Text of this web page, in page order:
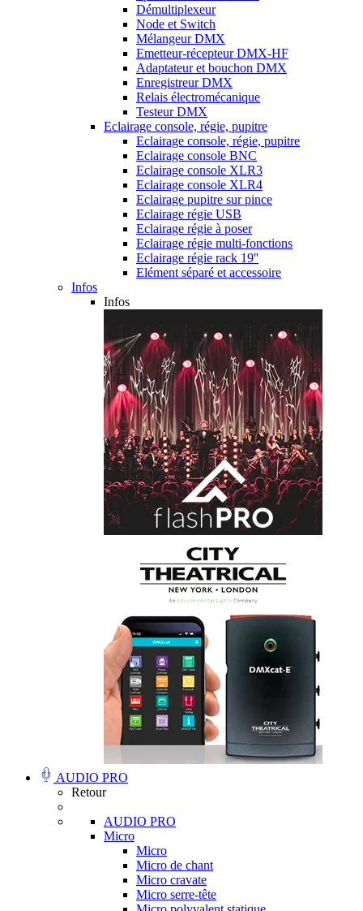
Démultiplexeur
Node et Switch
Mélangeur DMX
Emetteur-récepteur DMX-HF
Adaptateur et bouchon DMX
Enregistreur DMX
Relais électromécanique
Testeur DMX
Eclairage console, régie, pupitre
Eclairage console, régie, pupitre
Eclairage console BNC
Eclairage console XLR3
Eclairage console XLR4
Eclairage pupitre sur pince
Eclairage régie USB
Eclairage régie à poser
Eclairage régie multi-fonctions
Eclairage régie rack 19''
Elément séparé et accessoire
Infos
Infos
AUDIO PRO
Retour
AUDIO PRO
Micro
Micro
Micro de chant
Micro cravate
Micro serre-tête